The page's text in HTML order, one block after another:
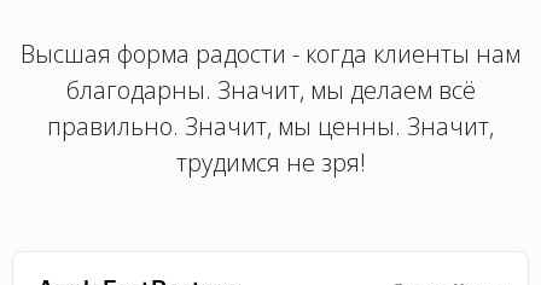
Высшая форма радости - когда клиенты нам
благодарны. Значит, мы делаем всё
правильно. Значит, мы ценны. Значит,
трудимся не зря!